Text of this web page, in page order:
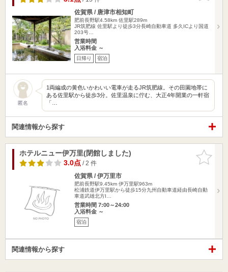
佐賀県 / 唐津市相知町
肥前長野駅4.58km 佐里駅289m
JR筑肥線 佐里駅より徒歩3分長崎自動車道 多久ICより国道
203号…
営業時間
入浴料金 ～
日帰り 宿泊
匿名
1両編成の黄色いかわいい電車が走るJR筑肥線。その田園地帯に
ある佐里駅から徒歩3分。佐里温泉に佇む、大正4年開業の一軒宿
「…
関連情報から探す
お気に入
りに追加
ホテルニュー伊万里(閉館しました)
3.0点/ 2 件
佐賀県 / 伊万里市
肥前長野駅9.45km 伊万里駅963m
松浦鉄道伊万里駅から徒歩15分九州自動車道経由長崎自動
車道武雄北方I…
営業時間 7:00～24:00
入浴料金 ～
宿泊
関連情報から探す